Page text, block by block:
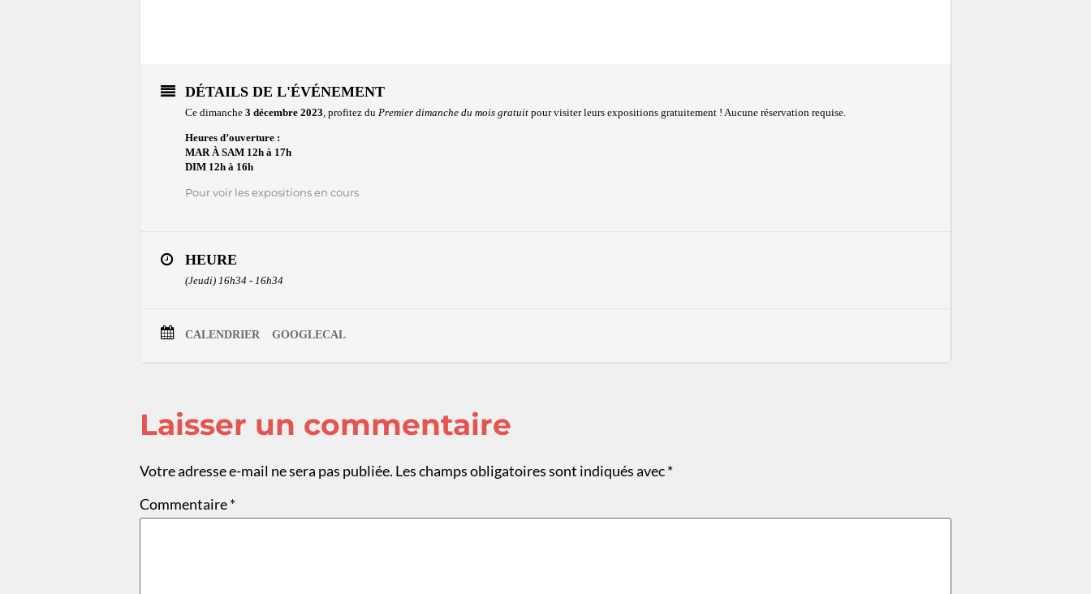
DÉTAILS DE L'ÉVÉNEMENT
Ce dimanche 3 décembre 2023, profitez du Premier dimanche du mois gratuit pour visiter leurs expositions gratuitement ! Aucune réservation requise.
Heures d’ouverture :
MAR À SAM 12h à 17h
DIM 12h à 16h
Pour voir les expositions en cours
HEURE
(Jeudi) 16h34 - 16h34
CALENDRIER GOOGLECAL
Laisser un commentaire
Votre adresse e-mail ne sera pas publiée. Les champs obligatoires sont indiqués avec*
Commentaire*